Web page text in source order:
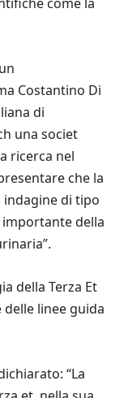
Costantino Di
di
una societ
ricerca nel
che la
di tipo
della
della Terza Et
linee guida
“La